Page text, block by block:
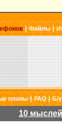
|Файлы|
планы|FAQ|Б/
10 мыслей